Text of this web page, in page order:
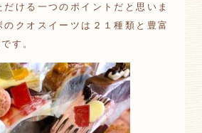
ける一つのポイントだと思いま
のクオスイーツは２１種類と豊富
す。